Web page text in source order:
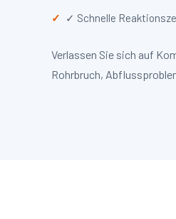
✓ Schnelle
Verlassen Sie sich auf
Rohrbruch,